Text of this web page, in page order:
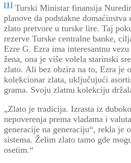
[1] Turski Ministar finansija
planove da podstakne
zlato pretvore u turske lire. Taj
rezerve Turske centralne banke,
Ezre G. Ezra ima interesantnu
žena, ona je više volela starinski
zlato. Ali bez obzira na to, Ezra je
kolekcionar zlata, uključujući
grama. Svoju zlatnu kolekciju
„Zlato je tradicija. Izrasta iz
nepoverenja prema vladama i
generacije na generaciju“, rekla je
sistema. Želim zlato tamo gde
osetim.“